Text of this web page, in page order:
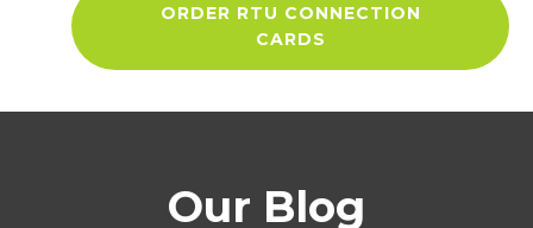
ORDER RTU CONNECTION
CARDS
Our Blog